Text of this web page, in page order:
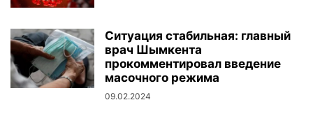
Ситуация стабильная: главный
врач Шымкента
прокомментировал введение
масочного режима
09.02.2024